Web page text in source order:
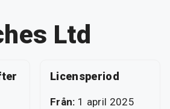
Ltd
Licensperiod
Från: 1 april 2025